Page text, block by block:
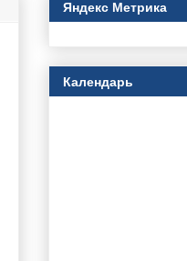
Яндекс Метрика
Календарь